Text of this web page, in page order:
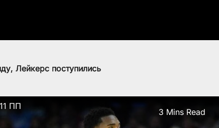
Лейкерс поступились
ПП
3 Mins Read